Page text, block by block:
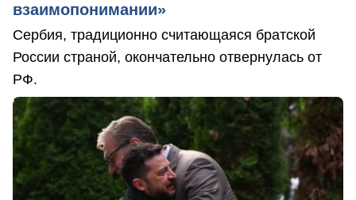
взаимопонимании»
Сербия, традиционно считающаяся братской
России страной, окончательно отвернулась от
РФ.